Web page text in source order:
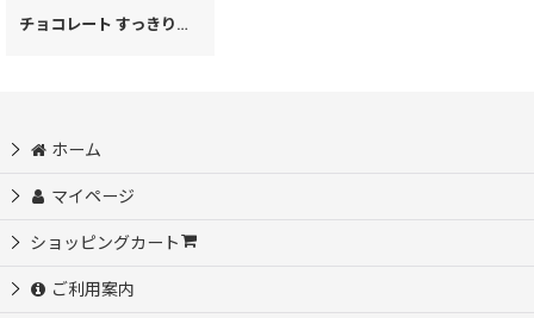
チョコレート すっきりカードケース［t］
ホーム
マイページ
ショッピングカート
ご利用案内